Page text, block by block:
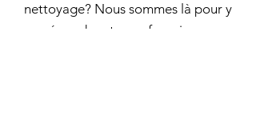
nettoyage? Nous sommes là pour y
répondre et vous fournir une